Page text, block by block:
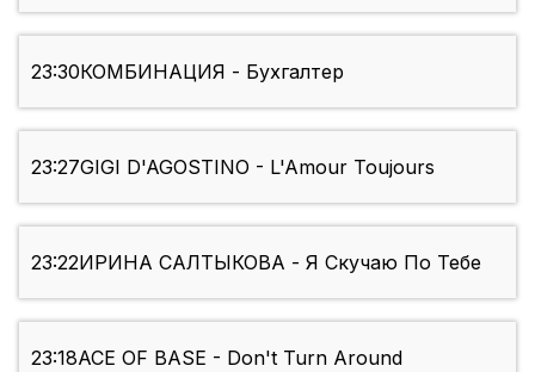
23:30КОМБИНАЦИЯ - Бухгалтер
23:27GIGI D'AGOSTINO - L'Amour Toujours
23:22ИРИНА САЛТЫКОВА - Я Скучаю По Тебе
23:18ACE OF BASE - Don't Turn Around